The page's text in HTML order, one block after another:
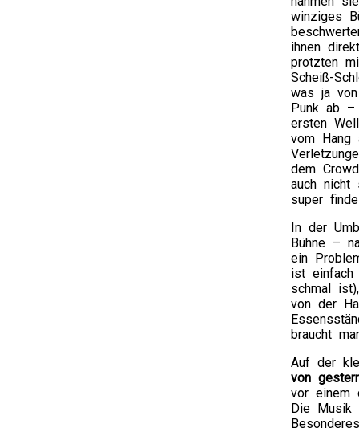
winziges
ihnen
protzten
Scheiß-
was ja
Punk ab –
ersten
vom Hang
dem
auch nicht
super
In der
Bühne –
ein
ist
schmal
von der
braucht
Auf der
von
vor einem
Die Musik